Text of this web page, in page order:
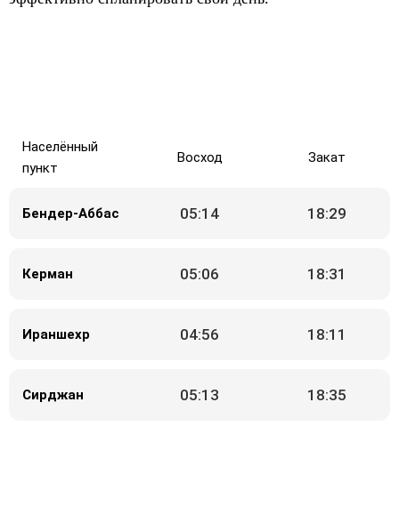
Населённый
пункт
Восход Закат
Бендер-Аббас 05:14 18:29
Керман 05:06 18:31
Ираншехр 04:56 18:11
Сирджан 05:13 18:35